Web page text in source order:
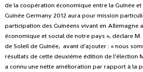
de la coopération économique entre la Guinée et
Guinée Germany 2012 aura pour mission
participation des Guinéens vivant en Allemagne
économique et social de notre pays », déclare
de Soleil de Guinée, avant d’ajouter : « nous
résultats de cette deuxième édition de l’élection
a connu une nette amélioration par rapport à la